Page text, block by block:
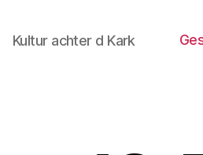
Kultur achter d Kark